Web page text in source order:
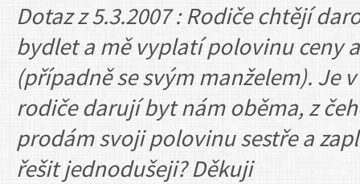
Dotaz z 5.3.2007 : Rodiče chtějí
bydlet a mě vyplatí polovinu ceny
(případně se svým manželem). Je
rodiče darují byt nám oběma, z
prodám svoji polovinu sestře a
řešit jednodušeji? Děkuji